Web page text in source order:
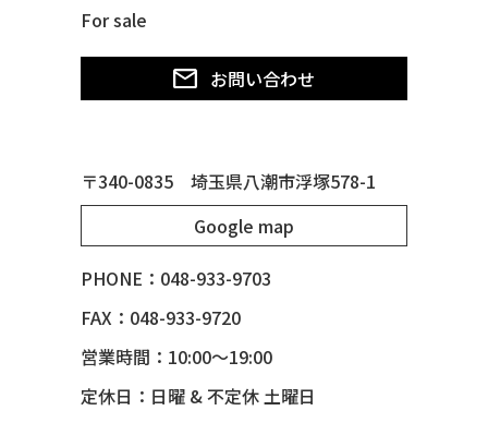
50 CHEVY STYLE-LINE*BUBBLES
50 CHEVY SUBURBAN
51 MERCURY *ART MORRISON
53 CHEVY BEL-AIR
55 BUICK ROADMASTER
For sale
お問い合わせ
〒340-0835 埼玉県八潮市浮塚578-1
Google map
PHONE：048-933-9703
FAX：048-933-9720
営業時間：10:00～19:00
定休日：日曜 & 不定休 土曜日